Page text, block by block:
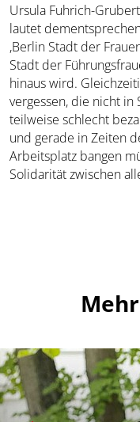
Ursula Fuhrich-
lautet
,Berlin Stadt der
Stadt der
hinaus wird.
vergessen, die nicht
teilweise schlecht
und gerade in Zeiten
Arbeitsplatz bangen
Solidarität zwischen